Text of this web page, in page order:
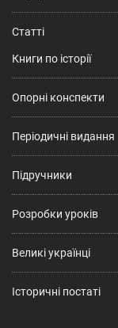
Статті
Книги по історії
Опорні конспекти
Періодичні видання
Підручники
Розробки уроків
Великі українці
Історичні постаті